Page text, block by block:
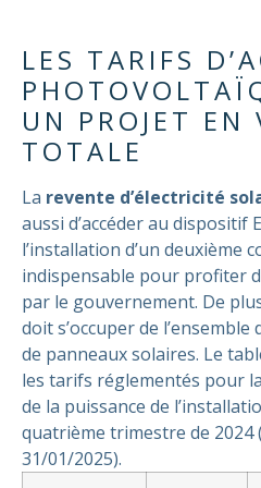
LES TARIFS
UN PROJET EN
TOTALE
La revente d’électricité
aussi d’accéder au dispositif
l’installation d’un deuxième
indispensable pour profiter
par le gouvernement. De
doit s’occuper de
de panneaux solaires. Le
les tarifs réglementés pour
de la puissance de
quatrième trimestre de 2024
31/01/2025).